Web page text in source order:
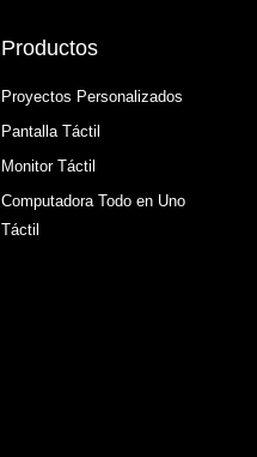
Productos
Proyectos Personalizados
Pantalla Táctil
Monitor Táctil
Computadora Todo en Uno
Táctil